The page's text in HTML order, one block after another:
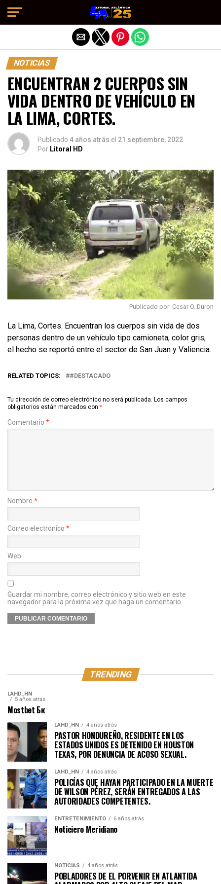
NOTICIAS
ENCUENTRAN 2 CUERPOS SIN
VIDA DENTRO DE VEHÍCULO EN
LA LIMA, CORTES.
Publicado 4 años atrás el 21 septiembre, 2022
Por Litoral HD
Publicado por: Cesar O. Duron
La Lima, Cortes. Encuentran los cuerpos sin vida de dos
personas dentro de un vehículo tipo camioneta, color gris,
el hecho se reportó entre el sector de San Juan y Valiencia.
RELATED TOPICS: #DESTACADO
Tu dirección de correo electrónico no será publicada. Los campos
obligatorios están marcados con *
Comentario *
Nombre *
Correo electrónico *
Web
Guardar mi nombre, correo electrónico y sitio web en este
navegador para la próxima vez que haga un comentario.
TRENDING
LAHD_HN
5 años atrás
Mostbet Бк
LAHD_HN 4 años atrás
PASTOR HONDUREÑO, RESIDENTE EN LOS
ESTADOS UNIDOS ES DETENIDO EN HOUSTON
TEXAS, POR DENUNCIA DE ACOSO SEXUAL.
LAHD_HN 4 años atrás
POLICÍAS QUE HAYAN PARTICIPADO EN LA MUERTE
DE WILSON PÉREZ, SERÁN ENTREGADOS A LAS
AUTORIDADES COMPETENTES.
ENTRETENIMIENTO 6 años atrás
Noticiero Meridiano
NOTICIAS 4 años atrás
POBLADORES DE EL PORVENIR EN ATLANTIDA
Salir de la versión móvil